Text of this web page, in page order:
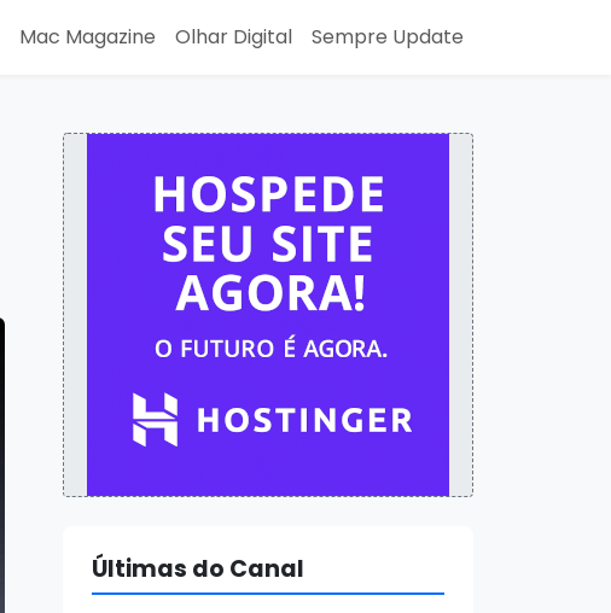
Mac Magazine Olhar Digital Sempre Update
Últimas do Canal